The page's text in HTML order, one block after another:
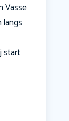
Vasse
langs
start